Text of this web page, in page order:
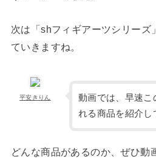
次は「shフィギアーツシリーズ
ていきますね。
平安きりん
動画では、早速こ
れる商品を紹介し
どんな商品があるのか、ぜひ動